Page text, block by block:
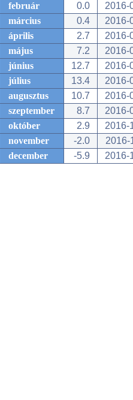
február
0.0
2016-
március
0.4
2016-
április
2.7
2016-
május
7.2
2016-
június
12.7
2016-
július
13.4
2016-
augusztus
10.7
2016-
szeptember
8.7
2016-
október
2.9
2016-
november
-2.0
2016-
december
-5.9 2016-